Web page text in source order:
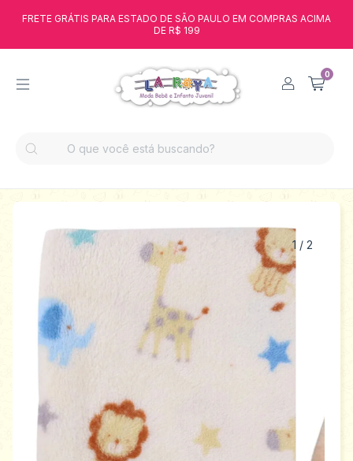
FRETE GRÁTIS PARA ESTADO DE SÃO PAULO EM COMPRAS ACIMA
DE R$ 199
0
1 / 2